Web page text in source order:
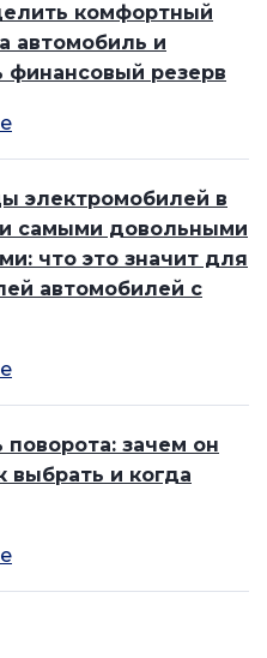
комфортный
автомобиль и
финансовый резерв
электромобилей в
самыми довольными
что это значит для
автомобилей с
поворота: зачем он
выбрать и когда